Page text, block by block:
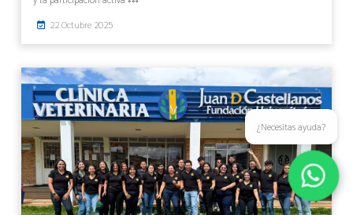
22 Octubre 2025
¿Necesitas ayuda?